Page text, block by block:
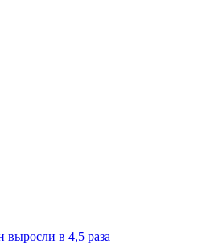
в 4,5 раза